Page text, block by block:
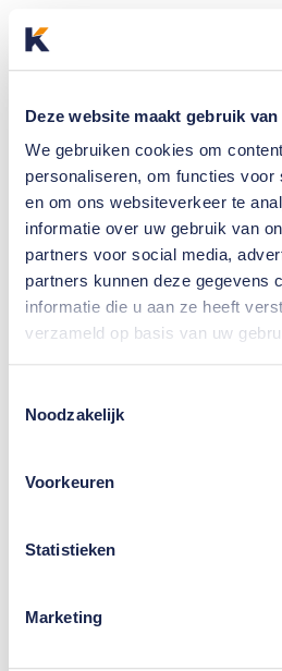
Deze website maakt gebruik
We gebruiken cookies om
personaliseren, om functies voor
en om ons websiteverkeer te
informatie over uw gebruik van
partners voor social media,
partners kunnen deze gegevens
informatie die u aan ze heeft
verzameld op basis van uw
Noodzakelijk
Voorkeuren
Statistieken
Marketing